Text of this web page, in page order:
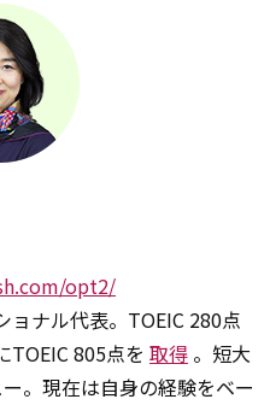
opt2/
ナル代表。TOEIC 280点
TOEIC 805点を 取得 。短大
。現在は自身の経験をベー